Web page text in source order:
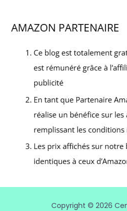
Copyright © 2026